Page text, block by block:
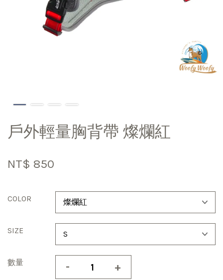
戶外輕量胸背帶 燦爛紅
NT$ 850
COLOR
SIZE
數量 - +